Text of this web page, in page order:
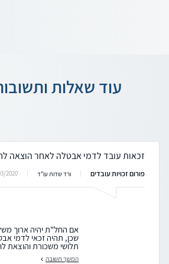
עוד שאלות
זכאות עובד לדמי אבטלה לאחר הוצאה
פורום זכויות עובדים ורד שדות עו"ד 2020
אם החל"ת יהיה ארוך
שכן, תהיה זכאי לדמי
תלושי משכורת והוצאת
המשך תשובה